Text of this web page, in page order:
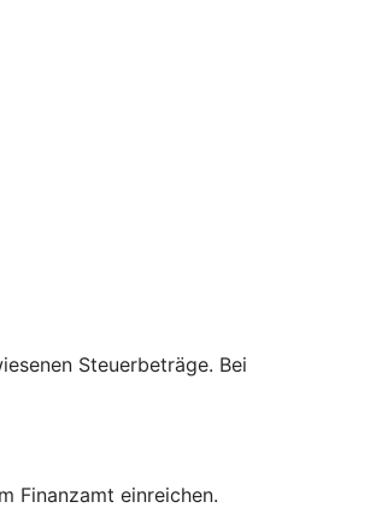
Steuerbeträge. Bei
Finanzamt einreichen.